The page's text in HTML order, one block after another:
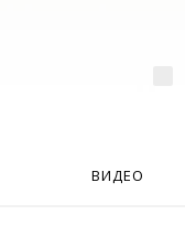
ВИДЕО